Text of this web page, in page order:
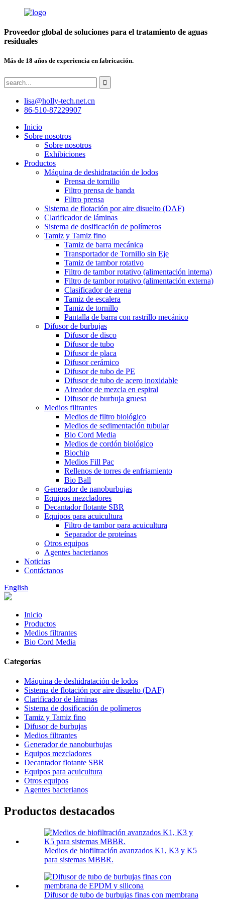
Proveedor global de soluciones para el tratamiento de aguas
residuales
Más de 18 años de experiencia en fabricación.
lisa@holly-tech.net.cn
86-510-87229907
Inicio
Sobre nosotros
Sobre nosotros
Exhibiciones
Productos
Máquina de deshidratación de lodos
Prensa de tornillo
Filtro prensa de banda
Filtro prensa
Sistema de flotación por aire disuelto (DAF)
Clarificador de láminas
Sistema de dosificación de polímeros
Tamiz y Tamiz fino
Tamiz de barra mecánica
Transportador de Tornillo sin Eje
Tamiz de tambor rotativo
Filtro de tambor rotativo (alimentación interna)
Filtro de tambor rotativo (alimentación externa)
Clasificador de arena
Tamiz de escalera
Tamiz de tornillo
Pantalla de barra con rastrillo mecánico
Difusor de burbujas
Difusor de disco
Difusor de tubo
Difusor de placa
Difusor cerámico
Difusor de tubo de PE
Difusor de tubo de acero inoxidable
Aireador de mezcla en espiral
Difusor de burbuja gruesa
Medios filtrantes
Medios de filtro biológico
Medios de sedimentación tubular
Bio Cord Media
Medios de cordón biológico
Biochip
Medios Fill Pac
Rellenos de torres de enfriamiento
Bio Ball
Generador de nanoburbujas
Equipos mezcladores
Decantador flotante SBR
Equipos para acuicultura
Filtro de tambor para acuicultura
Separador de proteínas
Otros equipos
Agentes bacterianos
Noticias
Contáctanos
English
Inicio
Productos
Medios filtrantes
Bio Cord Media
Categorías
Máquina de deshidratación de lodos
Sistema de flotación por aire disuelto (DAF)
Clarificador de láminas
Sistema de dosificación de polímeros
Tamiz y Tamiz fino
Difusor de burbujas
Medios filtrantes
Generador de nanoburbujas
Equipos mezcladores
Decantador flotante SBR
Equipos para acuicultura
Otros equipos
Agentes bacterianos
Productos destacados
Medios de biofiltración avanzados K1, K3 y K5
para sistemas MBBR.
Difusor de tubo de burbujas finas con membrana